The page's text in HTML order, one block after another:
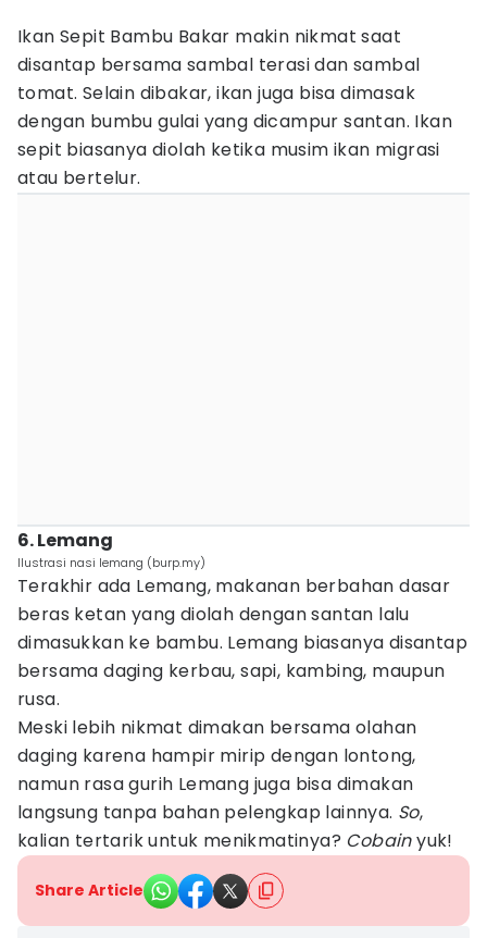
Ikan Sepit Bambu Bakar makin nikmat saat
disantap bersama sambal terasi dan sambal
tomat. Selain dibakar, ikan juga bisa dimasak
dengan bumbu gulai yang dicampur santan. Ikan
sepit biasanya diolah ketika musim ikan migrasi
atau bertelur.
6. Lemang
Ilustrasi nasi lemang (burp.my)
Terakhir ada Lemang, makanan berbahan dasar
beras ketan yang diolah dengan santan lalu
dimasukkan ke bambu. Lemang biasanya disantap
bersama daging kerbau, sapi, kambing, maupun
rusa.
Meski lebih nikmat dimakan bersama olahan
daging karena hampir mirip dengan lontong,
namun rasa gurih Lemang juga bisa dimakan
langsung tanpa bahan pelengkap lainnya. So,
kalian tertarik untuk menikmatinya? Cobainyuk!
Share Article